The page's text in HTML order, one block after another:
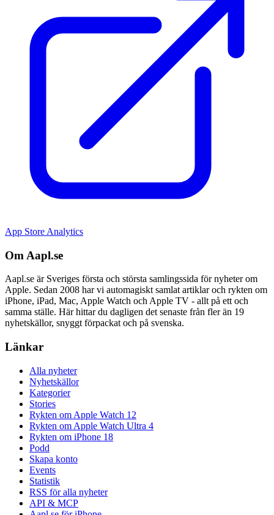
App Store Analytics
Om Aapl.se
Aapl.se är Sveriges första och största samlingssida för nyheter om
Apple. Sedan 2008 har vi automagiskt samlat artiklar och rykten om
iPhone, iPad, Mac, Apple Watch och Apple TV - allt på ett och
samma ställe. Här hittar du dagligen det senaste från fler än 19
nyhetskällor, snyggt förpackat och på svenska.
Länkar
Alla nyheter
Nyhetskällor
Kategorier
Stories
Rykten om Apple Watch 12
Rykten om Apple Watch Ultra 4
Rykten om iPhone 18
Podd
Skapa konto
Events
Statistik
RSS för alla nyheter
API & MCP